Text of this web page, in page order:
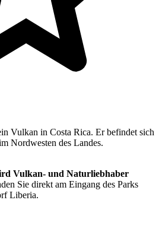
Vulkan in Costa Rica. Er befindet sich
Nordwesten des Landes.
Vulkan- und Naturliebhaber
Sie direkt am Eingang des Parks
Liberia.